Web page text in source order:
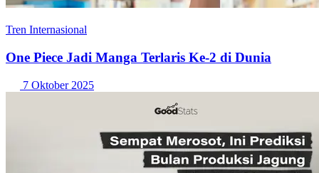
Tren Internasional
One Piece Jadi Manga Terlaris Ke-2 di Dunia
7 Oktober 2025